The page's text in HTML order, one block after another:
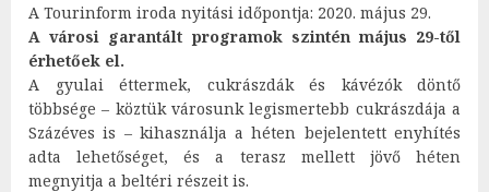
A Tourinform iroda nyitási időpontja: 2020. május 29.
A városi garantált programok szintén május 29-től
érhetőek el.
A gyulai éttermek, cukrászdák és kávézók döntő
többsége – köztük városunk legismertebb cukrászdája a
Százéves is – kihasználja a héten bejelentett enyhítés
adta lehetőséget, és a terasz mellett jövő héten
megnyitja a beltéri részeit is.